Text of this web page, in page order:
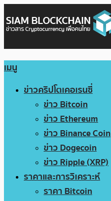
เมนู
ข่าวคริปโตเคอเรนซี่
ข่าว Bitcoin
ข่าว Ethereum
ข่าว Binance Coin
ข่าว Dogecoin
ข่าว Ripple (XRP)
ราคาและการวิเคราะห์
ราคา Bitcoin